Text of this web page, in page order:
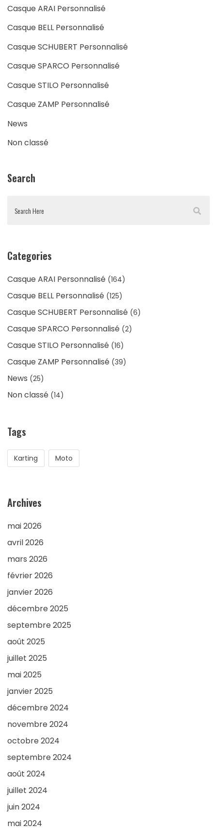
Casque ARAI Personnalisé
Casque BELL Personnalisé
Casque SCHUBERT Personnalisé
Casque SPARCO Personnalisé
Casque STILO Personnalisé
Casque ZAMP Personnalisé
News
Non classé
Search
Categories
Casque ARAI Personnalisé (164)
Casque BELL Personnalisé (125)
Casque SCHUBERT Personnalisé (6)
Casque SPARCO Personnalisé (2)
Casque STILO Personnalisé (16)
Casque ZAMP Personnalisé (39)
News (25)
Non classé (14)
Tags
Karting Moto
Archives
mai 2026
avril 2026
mars 2026
février 2026
janvier 2026
décembre 2025
septembre 2025
août 2025
juillet 2025
mai 2025
janvier 2025
décembre 2024
novembre 2024
octobre 2024
septembre 2024
août 2024
juillet 2024
juin 2024
mai 2024